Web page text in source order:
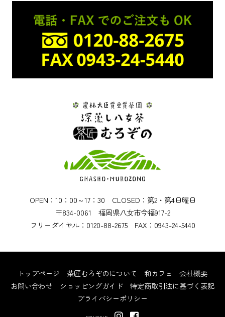
OPEN：10：00～17：30 CLOSED：第2・第4日曜日
〒834-0061 福岡県八女市今福917-2
フリーダイヤル：0120-88-2675 FAX：0943-24-5440
トップページ 茶匠むろぞのについて 和カフェ
会社概要
お問い合わせ
ショッピングガイド
特定商取引法に基づく表記
プライバシーポリシー